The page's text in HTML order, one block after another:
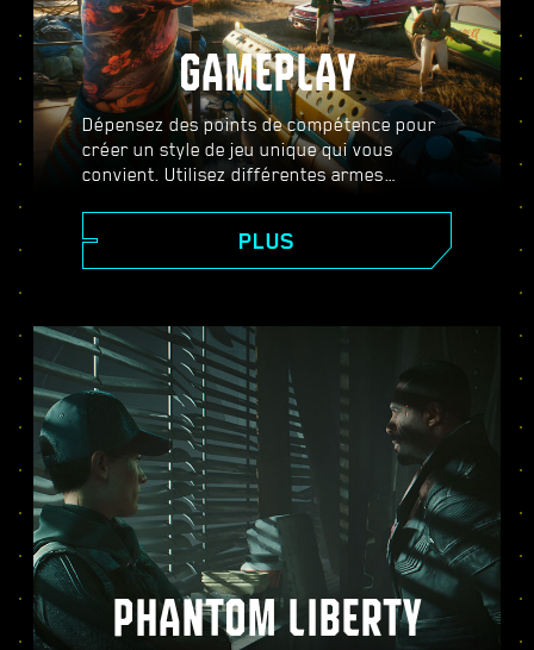
GAMEPLAY
Dépensez des points de compétence pour
créer un style de jeu unique qui vous
convient. Utilisez différentes armes
pour devenir le meilleur mercenaire de la
ville. Prenez part à des fusillades intenses,
faufilez-vous dans des zones hautement
gardées.
PLUS
PHANTOM LIBERTY